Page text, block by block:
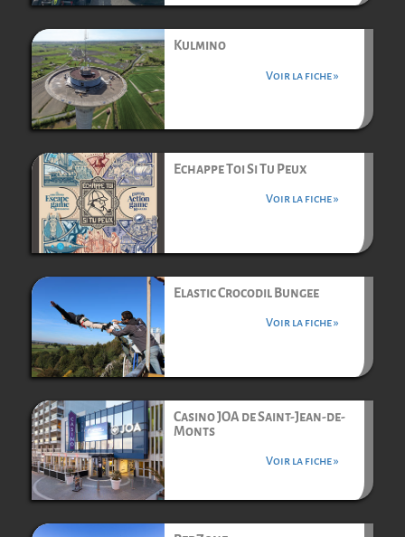
Kulmino
Voir la fiche »
Echappe Toi Si Tu Peux
Voir la fiche »
Elastic Crocodil Bungee
Voir la fiche »
Casino JOA de Saint-Jean-de-
Monts
Voir la fiche »